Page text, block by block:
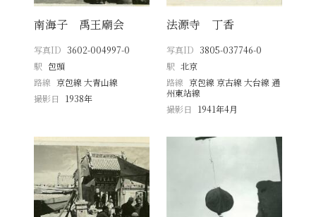
南海子 禹王廟会
写真ID 3602-004997-0
駅 包頭
路線 京包線 大青山線
撮影日
1938年
法源寺 丁香
写真ID 3805-037746-0
駅 北京
路線 京包線 京古線 大台線 通
州東站線
撮影日
1941年4月